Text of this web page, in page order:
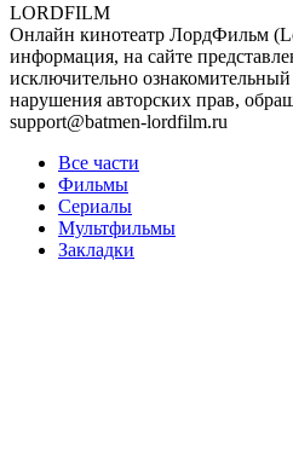
LORDFILM
Онлайн кинотеатр ЛордФильм
информация, на сайте
исключительно ознакомительный
нарушения авторских прав,
support@batmen-lordfilm.ru
Все части
Фильмы
Сериалы
Мультфильмы
Закладки